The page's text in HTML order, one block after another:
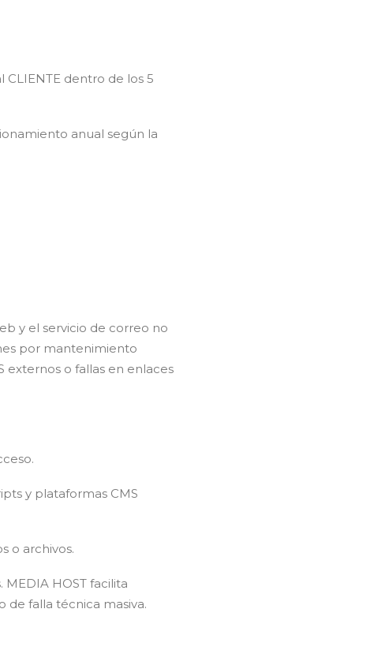
dentro de los 5
anual según la
y el servicio de correo no
por mantenimiento
externos o fallas en enlaces
y plataformas CMS
o archivos.
HOST facilita
de falla técnica masiva.